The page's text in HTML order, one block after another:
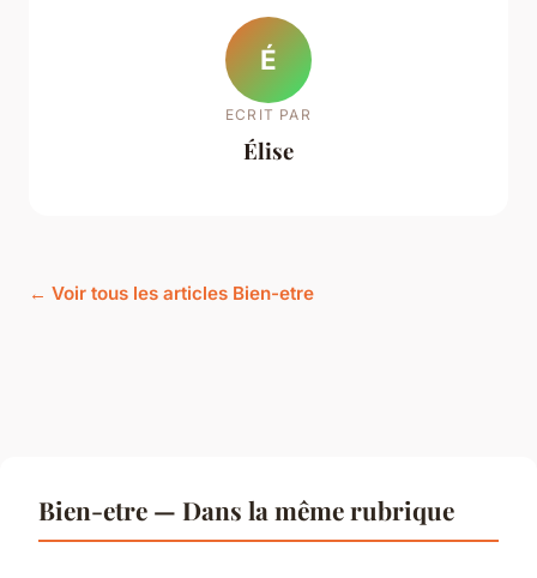
É
ECRIT PAR
Élise
← Voir tous les articles Bien-etre
Bien-etre — Dans la même rubrique